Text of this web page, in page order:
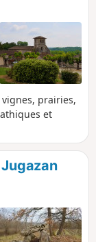
prairies,
et